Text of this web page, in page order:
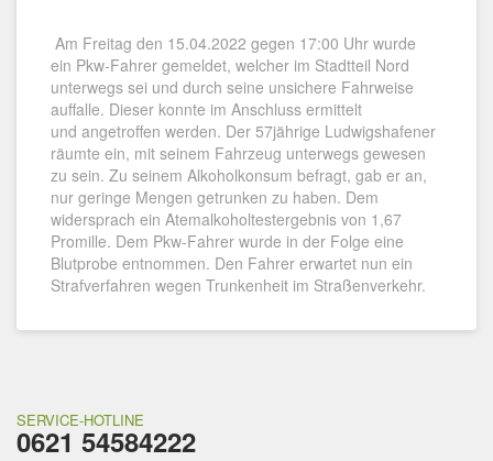
Am Freitag den 15.04.2022 gegen 17:00 Uhr wurde
ein Pkw-Fahrer gemeldet, welcher im Stadtteil Nord
unterwegs sei und durch seine unsichere Fahrweise
auffalle. Dieser konnte im Anschluss ermittelt
und angetroffen werden. Der 57jährige Ludwigshafener
räumte ein, mit seinem Fahrzeug unterwegs gewesen
zu sein. Zu seinem Alkoholkonsum befragt, gab er an,
nur geringe Mengen getrunken zu haben. Dem
widersprach ein Atemalkoholtestergebnis von 1,67
Promille. Dem Pkw-Fahrer wurde in der Folge eine
Blutprobe entnommen. Den Fahrer erwartet nun ein
Strafverfahren wegen Trunkenheit im Straßenverkehr.
SERVICE-HOTLINE
0621 54584222